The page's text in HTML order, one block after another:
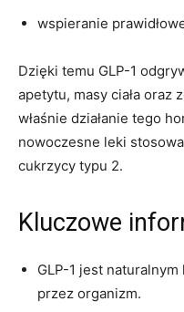
wspieranie
Dzięki temu GLP-1
apetytu, masy ciała oraz
właśnie działanie tego
nowoczesne leki
cukrzycy typu 2.
Kluczowe
GLP-1 jest
przez organizm.